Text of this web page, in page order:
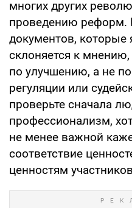
многих других
проведению реформ.
документов, которые
склоняется к
по улучшению, а не
регуляции или
проверьте сначала
профессионализм,
не менее важной
соответствие
ценностям